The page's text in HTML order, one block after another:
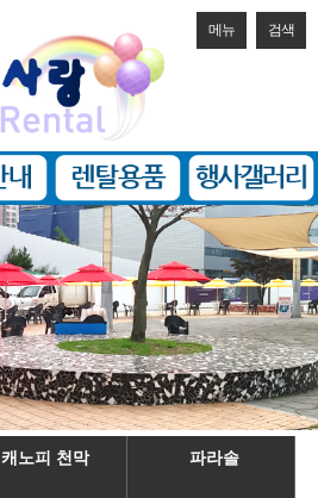
메뉴 검색
캐노피 천막 파라솔